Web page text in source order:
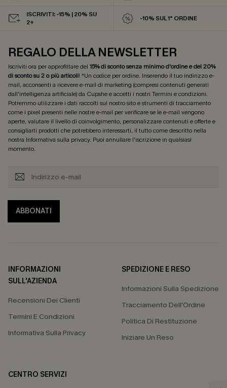
ISCRIVITI: -15% | 20% SU
2+
-10% SUL 1° ORDINE
REGALO DELLA NEWSLETTER
Iscriviti ora per approfittare del 15% di sconto senza minimo d'ordine e del 20%
di sconto su 2 o più articoli! *Un codice per ordine. Inserendo il tuo indirizzo e-
mail, acconsenti a ricevere e-mail di marketing (compresi contenuti generati
dall'intelligenza artificiale) da Cupshe e accetti i nostri Termini e condizioni.
Potremmo utilizzare i dati raccolti sul nostro sito e strumenti di tracciamento
come i pixel presenti nelle nostre e-mail per verificare se le e-mail vengono
aperte, valutare il livello di coinvolgimento, personalizzare contenuti e offerte e
consigliarti prodotti che potrebbero interessarti, il tutto come descritto nella
nostra Informativa sulla privacy. Puoi annullare l'iscrizione in qualsiasi
momento.
ABBONATI
INFORMAZIONI
SULL'AZIENDA
Recensioni Dei Clienti
Termini E Condizioni
Informativa Sulla Privacy
SPEDIZIONE E RESO
Informazioni Sulla Spedizione
Tracciamento Dell'Ordine
Politica Di Restituzione
Iniziare Un Reso
CENTRO SERVIZI